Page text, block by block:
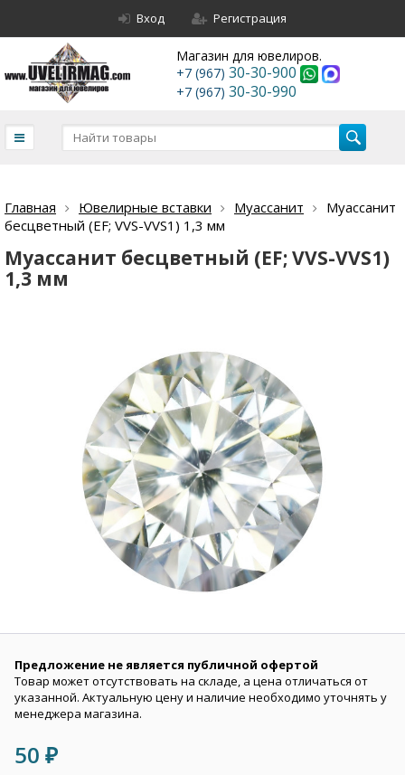
Вход Регистрация
Магазин для ювелиров.
+7 (967) 30-30-900
+7 (967) 30-30-990
Главная Ювелирные вставки Муассанит
Муассанит
бесцветный (EF; VVS-VVS1) 1,3 мм
Муассанит бесцветный (EF; VVS-VVS1)
1,3 мм
Предложение не является публичной офертой
Товар может отсутствовать на складе, а цена отличаться от
указанной. Актуальную цену и наличие необходимо уточнять у
менеджера магазина.
50 ₽